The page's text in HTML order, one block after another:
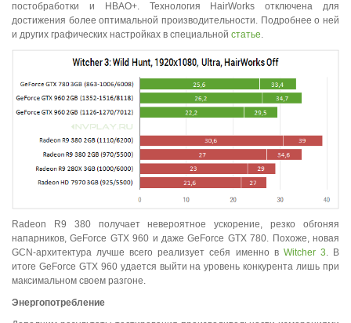
постобработки и HBAO+. Технология HairWorks отключена для
достижения более оптимальной производительности. Подробнее о ней
и других графических настройках в специальной статье.
Radeon R9 380 получает невероятное ускорение, резко обгоняя
напарников, GeForce GTX 960 и даже GeForce GTX 780. Похоже, новая
GCN-архитектура лучше всего реализует себя именно в Witcher 3. В
итоге GeForce GTX 960 удается выйти на уровень конкурента лишь при
максимальном своем разгоне.
Энергопотребление